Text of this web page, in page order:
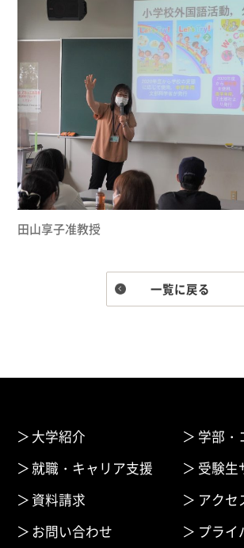
田山享子准教授
一覧に戻る
大学紹介
学部・
就職・キャリア支援
受験生
資料請求
アクセ
お問い合わせ
プライ